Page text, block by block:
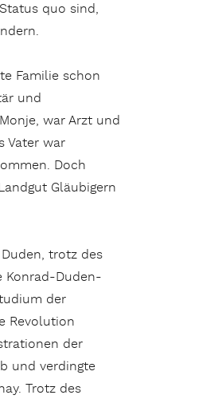
quo sind,
Familie schon
und
war Arzt und
Vater war
Doch
Gläubigern
trotz des
Konrad-Duden-
der
Revolution
der
und verdingte
Trotz des